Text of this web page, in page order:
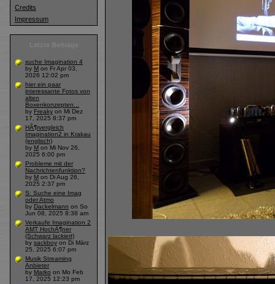
Credits
Impressum
suche Imagination 4
by M on Fr Apr 03,
2026 12:02 pm
hier ein paar
interessante Fotos von
alten
Boxenkonzepten...
by Freaky on Mi Dez
17, 2025 8:37 pm
HÃ¶rvergleich
Imagination2 in Krakau
(englisch)
by M on Mi Nov 26,
2025 6:00 pm
Probleme mit der
Nachrichtenfunktion?
by M on Di Aug 26,
2025 2:37 pm
S: Suche eine Imag
oder Atmo
by Dackelmann on So
Jun 08, 2025 8:38 am
Verkaufe Imagination 2
AMT HochÃ¶ner
(Schwarz lackiert)
by sackboy on Di März
25, 2025 6:07 pm
Musik Streaming
Anbieter
by Marko on Mo Feb
17, 2025 12:23 pm